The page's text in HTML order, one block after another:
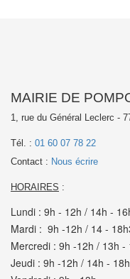
MAIRIE DE
1, rue du Général Leclerc -
Tél. : 01 60 07 78 22
Contact : Nous écrire
HORAIRES :
Lundi : 9h - 12h / 14h -
Mardi : 9h -12h / 14 -
Mercredi : 9h -12h / 13h -
Jeudi : 9h -12h / 14h -